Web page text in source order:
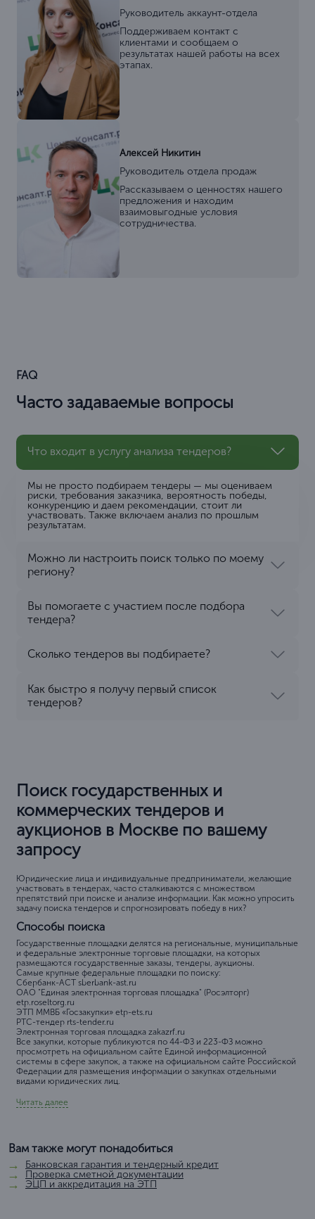
Руководитель аккаунт-отдела
Поддерживаем контакт с
клиентами и сообщаем о
результатах нашей работы на всех
этапах.
Алексей Никитин
Руководитель отдела продаж
Рассказываем о ценностях нашего
предложения и находим
взаимовыгодные условия
сотрудничества.
FAQ
Часто задаваемые вопросы
Что входит в услугу анализа тендеров?
Мы не просто подбираем тендеры — мы оцениваем
риски, требования заказчика, вероятность победы,
конкуренцию и даем рекомендации, стоит ли
участвовать. Также включаем анализ по прошлым
результатам.
Можно ли настроить поиск только по моему
региону?
Вы помогаете с участием после подбора
тендера?
Сколько тендеров вы подбираете?
Как быстро я получу первый список
тендеров?
Поиск государственных и
коммерческих тендеров и
аукционов в Москве по вашему
запросу
Юридические лица и индивидуальные предприниматели, желающие
участвовать в тендерах, часто сталкиваются с множеством
препятствий при поиске и анализе информации. Как можно упросить
задачу поиска тендеров и спрогнозировать победу в них?
Способы поиска
Государственные площадки делятся на региональные, муниципальные
и федеральные электронные торговые площадки, на которых
размещаются государственные заказы, тендеры, аукционы.
Самые крупные федеральные площадки по поиску:
Сбербанк-АСТ sberbank-ast.ru
ОАО "Единая электронная торговая площадка" (Росэлторг)
etp.roseltorg.ru
ЭТП ММВБ «Госзакупки» etp-ets.ru
РТС-тендер rts-tender.ru
Электронная торговая площадка zakazrf.ru
Все закупки, которые публикуются по 44-ФЗ и 223-ФЗ можно
просмотреть на официальном сайте Единой информационной
системы в сфере закупок, а также на официальном сайте Российской
Федерации для размещения информации о закупках отдельными
видами юридических лиц.
Читать далее
Вам также могут понадобиться
Банковская гарантия и тендерный кредит
Проверка сметной документации
ЭЦП и аккредитация на ЭТП